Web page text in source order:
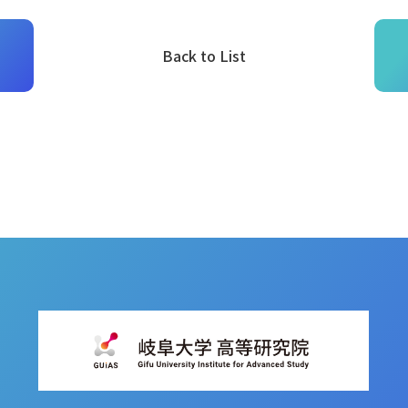
Back to List